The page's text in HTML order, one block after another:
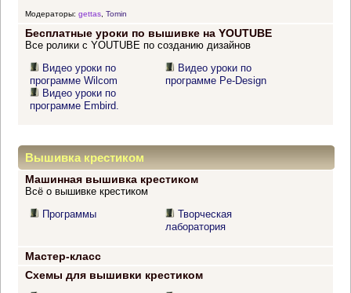
Модераторы: gettas, Tomin
Бесплатные уроки по вышивке на YOUTUBE
Все ролики с YOUTUBE по созданию дизайнов
Видео уроки по
программе Wilcom
Видео уроки по
программе Embird.
Видео уроки по
программе Pe-Design
Вышивка крестиком
Машинная вышивка крестиком
Всё о вышивке крестиком
Программы
Творческая
лаборатория
Мастер-класс
Схемы для вышивки крестиком